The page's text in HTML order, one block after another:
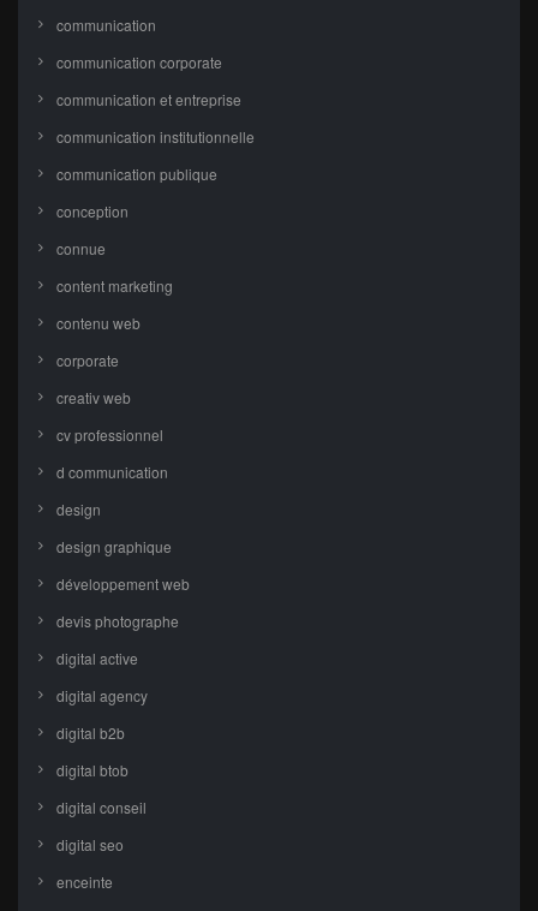
communication
communication corporate
communication et entreprise
communication institutionnelle
communication publique
conception
connue
content marketing
contenu web
corporate
creativ web
cv professionnel
d communication
design
design graphique
développement web
devis photographe
digital active
digital agency
digital b2b
digital btob
digital conseil
digital seo
enceinte